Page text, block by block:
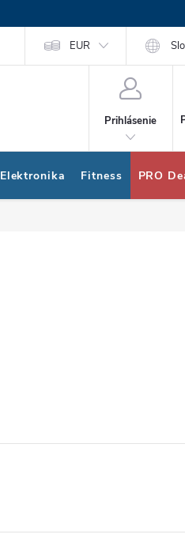
Nákup na splátky Quatro
EUR
Prihlásenie
Elektronika Fitness PRO